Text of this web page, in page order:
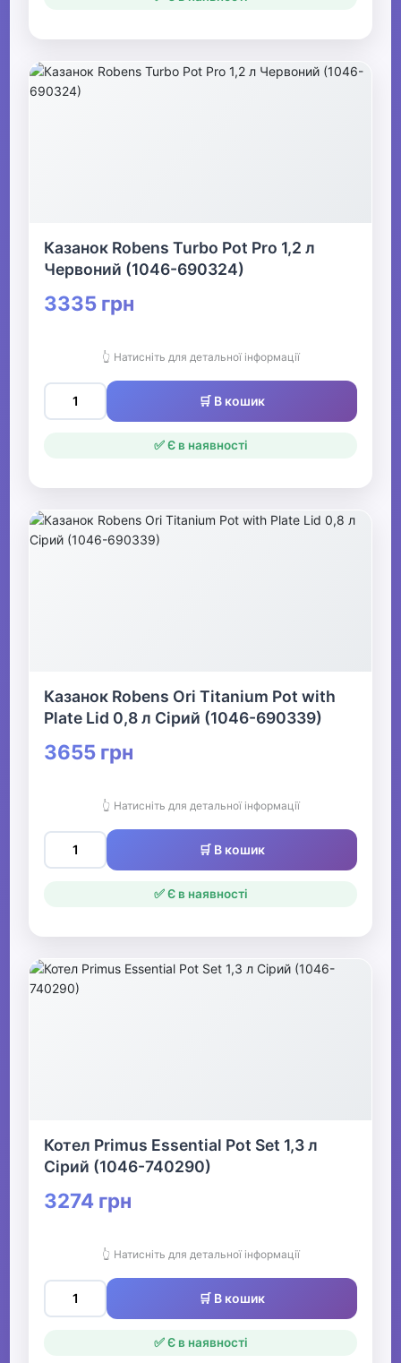
Казанок Robens Turbo Pot Pro 1,2 л
Червоний (1046-690324)
3335 грн
👆 Натисніть для детальної інформації
🛒 В кошик
✅ Є в наявності
Казанок Robens Ori Titanium Pot with
Plate Lid 0,8 л Сірий (1046-690339)
3655 грн
👆 Натисніть для детальної інформації
🛒 В кошик
✅ Є в наявності
Котел Primus Essential Pot Set 1,3 л
Сірий (1046-740290)
3274 грн
👆 Натисніть для детальної інформації
🛒 В кошик
✅ Є в наявності